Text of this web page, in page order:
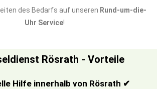
des Bedarfs auf unseren Rund-um-die-
Uhr Service!
Rösrath - Vorteile
Hilfe innerhalb von Rösrath ✔